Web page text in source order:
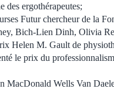
des ergothérapeutes;
Futur chercheur de la
Bich-Lien Dinh, Olivia
Helen M. Gault de
le prix du
Wells Van